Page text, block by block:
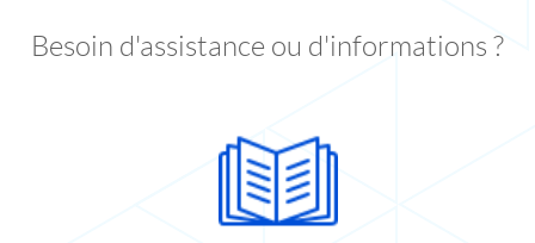
Besoin d'assistance ou d'informations ?